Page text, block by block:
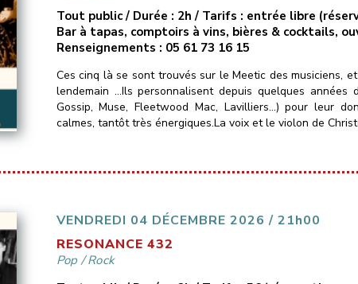
Tout public / Durée : 2h / Tarifs : entrée libre
Bar à tapas, comptoirs à vins, bières & cocktails,
Renseignements : 05 61 73 16 15
Ces cinq là se sont trouvés sur le Meetic des musiciens,
lendemain …Ils personnalisent depuis quelques années
Gossip, Muse, Fleetwood Mac, Lavilliers…) pour leur
calmes, tantôt très énergiques.La voix et le violon de
VENDREDI 04 DÉCEMBRE 2026 / 21h00
RESONANCE 432
Pop /Rock